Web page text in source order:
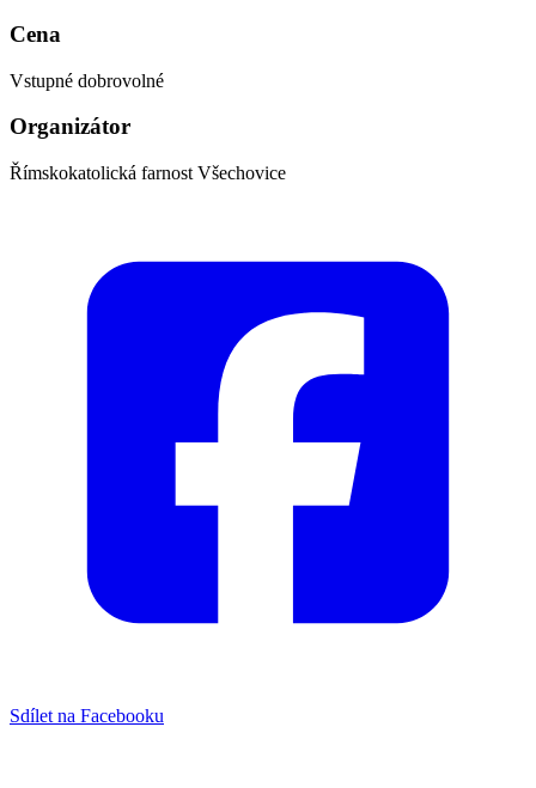
Cena
Vstupné dobrovolné
Organizátor
Římskokatolická farnost Všechovice
Sdílet na Facebooku